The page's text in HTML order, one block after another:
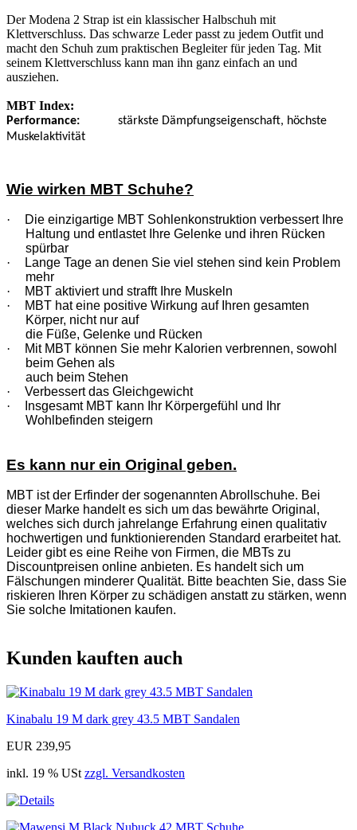
Der Modena 2 Strap ist ein klassischer Halbschuh mit
Klettverschluss. Das schwarze Leder passt zu jedem Outfit und
macht den Schuh zum praktischen Begleiter für jeden Tag. Mit
seinem Klettverschluss kann man ihn ganz einfach an und
ausziehen.
MBT Index:
Performance:
stärkste Dämpfungseigenschaft, höchste
Muskelaktivität
Wie wirken MBT Schuhe?
·
Die einzigartige MBT Sohlenkonstruktion verbessert Ihre
Haltung und entlastet Ihre Gelenke und ihren Rücken
spürbar
·
Lange Tage an denen Sie viel stehen sind kein Problem
mehr
·
MBT aktiviert und strafft Ihre Muskeln
·
MBT hat eine positive Wirkung auf Ihren gesamten
Körper, nicht nur auf
die Füße, Gelenke und Rücken
·
Mit MBT können Sie mehr Kalorien verbrennen, sowohl
beim Gehen als
auch beim Stehen
·
Verbessert das Gleichgewicht
·
Insgesamt MBT kann Ihr Körpergefühl und Ihr
Wohlbefinden steigern
Es kann nur ein Original geben.
MBT ist der Erfinder der sogenannten Abrollschuhe. Bei
dieser Marke handelt es sich um das bewährte Original,
welches sich durch jahrelange Erfahrung einen qualitativ
hochwertigen und funktionierenden Standard erarbeitet hat.
Leider gibt es eine Reihe von Firmen, die MBTs zu
Discountpreisen online anbieten. Es handelt sich um
Fälschungen minderer Qualität. Bitte beachten Sie, dass Sie
riskieren Ihren Körper zu schädigen anstatt zu stärken, wenn
Sie solche Imitationen kaufen.
Kunden kauften auch
Kinabalu 19 M dark grey 43.5 MBT Sandalen
EUR 239,95
inkl. 19 % USt zzgl. Versandkosten